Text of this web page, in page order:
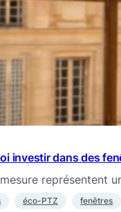
investir dans des
représentent
éco-PTZ fenêtres